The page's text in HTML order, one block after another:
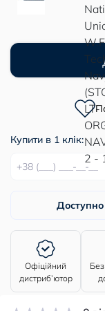
Купити в 1 клік:
Офіційний
дистриб’ютор